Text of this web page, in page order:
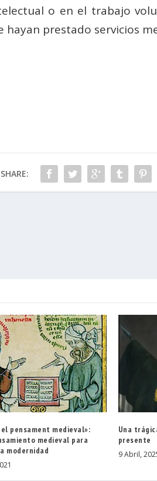
o en el trabajo
prestado servicios
SHARE:
pensament medieval»:
medieval para
modernidad
Una
presente
9 Abril,